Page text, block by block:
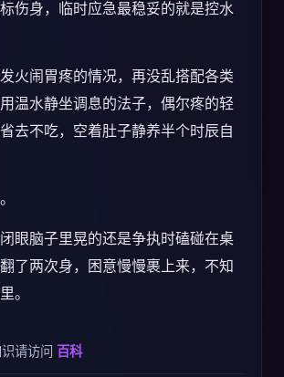
伤身，临时应急最稳妥的就是控水
火闹胃疼的情况，再没乱搭配各类
温水静坐调息的法子，偶尔疼的轻
去不吃，空着肚子静养半个时辰自
眼脑子里晃的还是争执时磕碰在桌
了两次身，困意慢慢裹上来，不知
。
请访问 百科